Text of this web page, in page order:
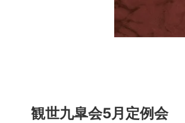
観世九皐会5月定例会